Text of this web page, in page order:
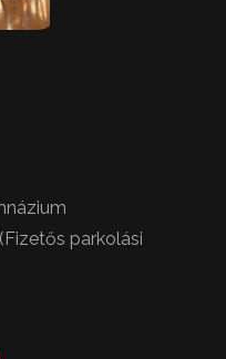
parkolási